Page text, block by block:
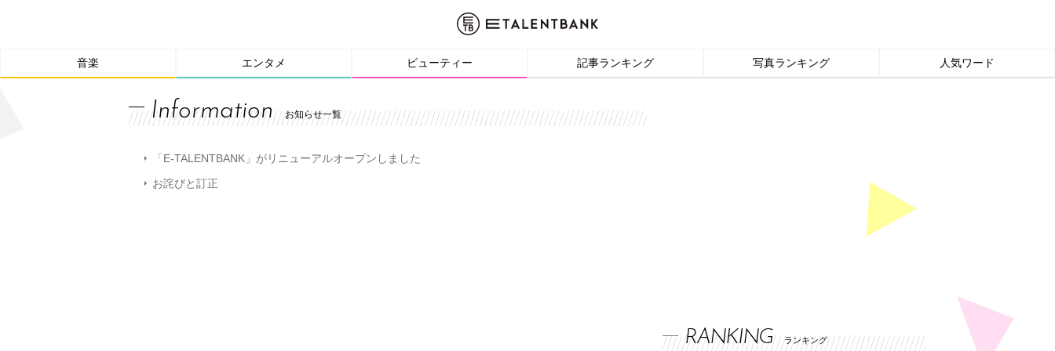
音楽 エンタメ ビューティー 記事ランキング 写真ランキング 人気ワード
Information お知らせ一覧
「E-TALENTBANK」がリニューアルオープンしました
お詫びと訂正
RANKING ランキング